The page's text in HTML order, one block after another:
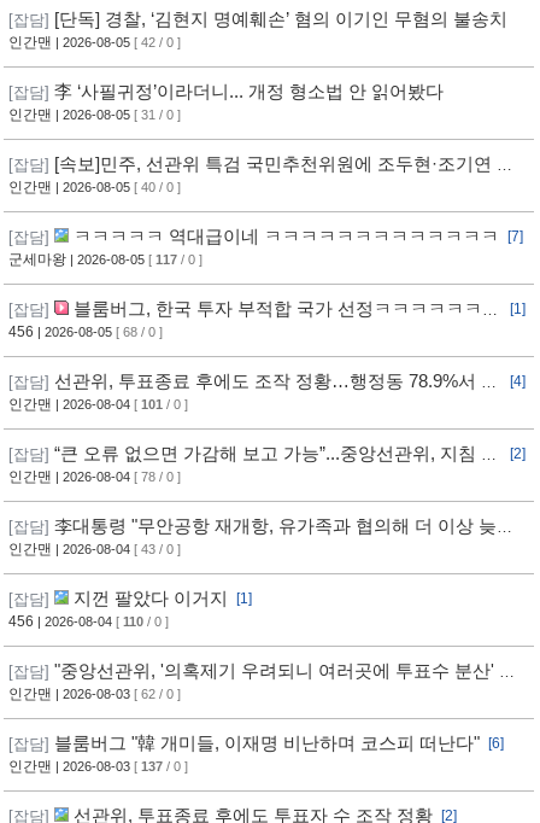
[잡담] [단독] 경찰, ‘김현지 명예훼손’ 혐의 이기인 무혐의 불송치
인간맨 | 2026-08-05 [ 42 / 0 ]
[잡담] 李 ‘사필귀정’이라더니... 개정 형소법 안 읽어봤다
인간맨 | 2026-08-05 [ 31 / 0 ]
[잡담] [속보]민주, 선관위 특검 국민추천위원에 조두현·조기연 변
호사, 하상응 교수 추천
인간맨 | 2026-08-05 [ 40 / 0 ]
[잡담] ㅋㅋㅋㅋㅋ 역대급이네 ㅋㅋㅋㅋㅋㅋㅋㅋㅋㅋㅋㅋㅋ
[7]
군세마왕 | 2026-08-05 [ 117 / 0 ]
[잡담]
블룸버그, 한국 투자 부적합 국가 선정ㅋㅋㅋㅋㅋㅋㅋ
ㅋㅋㅋ
[1]
456 | 2026-08-05 [ 68 / 0 ]
[잡담] 선관위, 투표종료 후에도 조작 정황…행정동 78.9%서 오
차 발생
[4]
인간맨 | 2026-08-04 [ 101 / 0 ]
[잡담] “큰 오류 없으면 가감해 보고 가능”...중앙선관위, 지침 정
황
[2]
인간맨 | 2026-08-04 [ 78 / 0 ]
[잡담] 李대통령 "무안공항 재개항, 유가족과 협의해 더 이상 늦추
지 말아야"
인간맨 | 2026-08-04 [ 43 / 0 ]
[잡담] 지껀 팔았다 이거지
[1]
456 | 2026-08-04 [ 110 / 0 ]
[잡담] "중앙선관위, '의혹제기 우려되니 여러곳에 투표수 분산' 지
침"
인간맨 | 2026-08-03 [ 62 / 0 ]
[잡담] 블룸버그 "韓 개미들, 이재명 비난하며 코스피 떠난다"
[6]
인간맨 | 2026-08-03 [ 137 / 0 ]
[잡담] 선관위, 투표종료 후에도 투표자 수 조작 정황 [2]